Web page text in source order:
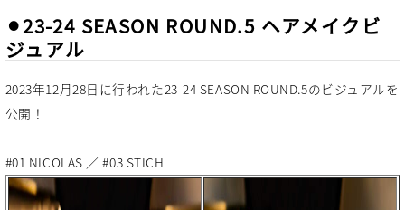
⚫︎23-24 SEASON ROUND.5 ヘアメイクビ
ジュアル
2023年12月28日に行われた23-24 SEASON ROUND.5のビジュアルを
公開！
#01 NICOLAS ／ #03 STICH